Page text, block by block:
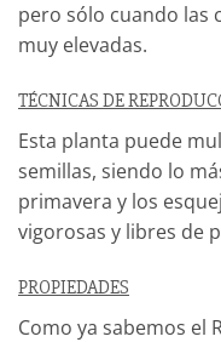
pero sólo cuando las
muy elevadas.
TÉCNICAS DE
Esta planta puede
semillas, siendo lo
primavera y los
vigorosas y libres de
PROPIEDADES
Como ya sabemos el